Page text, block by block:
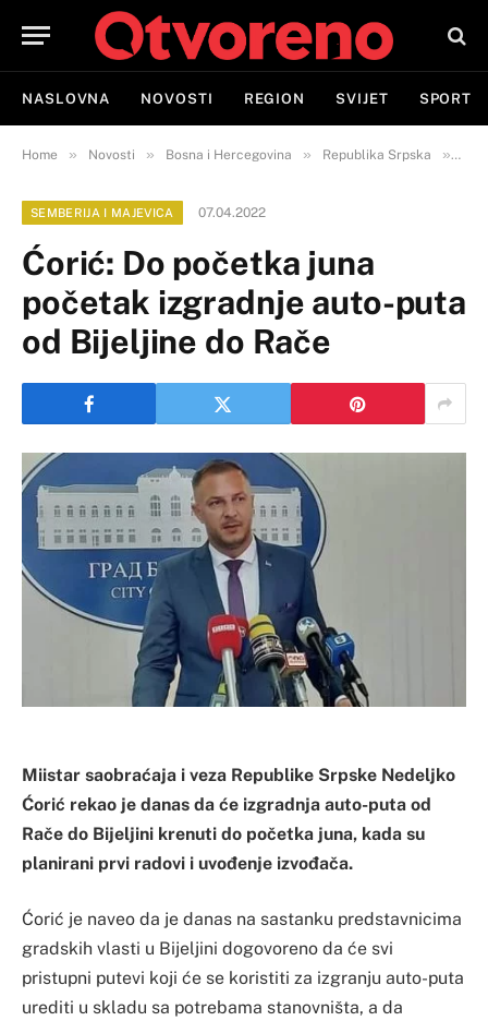
NASLOVNA NOVOSTI REGION SVIJET SPORT
Home » Novosti » Bosna i Hercegovina » Republika Srpska »
SEMBERIJA I MAJEVICA 07.04.2022
Ćorić: Do početka juna
početak izgradnje auto-puta
od Bijeljine do Rače
Miistar saobraćaja i veza Republike Srpske Nedeljko
Ćorić rekao je danas da će izgradnja auto-puta od
Rače do Bijeljini krenuti do početka juna, kada su
planirani prvi radovi i uvođenje izvođača.
Ćorić je naveo da je danas na sastanku predstavnicima
gradskih vlasti u Bijeljini dogovoreno da će svi
pristupni putevi koji će se koristiti za izgranju auto-puta
urediti u skladu sa potrebama stanovništa, a da